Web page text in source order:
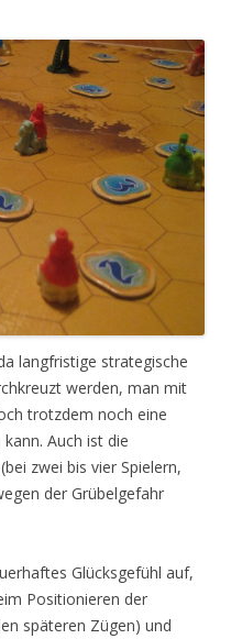
langfristige strategische
werden, man mit
trotzdem noch eine
Auch ist die
zwei bis vier Spielern,
der Grübelgefahr
Glücksgefühl auf,
Positionieren der
späteren Zügen) und